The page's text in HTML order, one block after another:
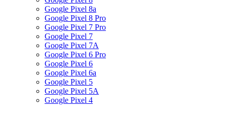
Google Pixel 8a
Google Pixel 8 Pro
Google Pixel 7 Pro
Google Pixel 7
Google Pixel 7A
Google Pixel 6 Pro
Google Pixel 6
Google Pixel 6a
Google Pixel 5
Google Pixel 5A
Google Pixel 4